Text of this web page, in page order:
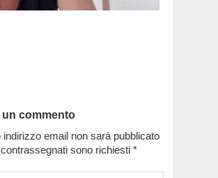
un commento
indirizzo email non sarà pubblicato
sono richiesti *